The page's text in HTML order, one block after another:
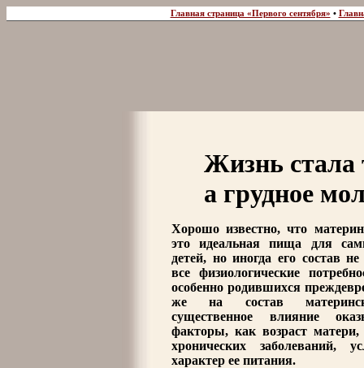
Главная страница «Первого сентября» •
Жизнь стала
а грудное
Хорошо известно, что
это идеальная пища для
детей, но иногда его состав не
все физиологические
особенно родившихся
же на состав
существенное влияние
факторы, как возраст матери,
хронических заболеваний,
характер ее питания.